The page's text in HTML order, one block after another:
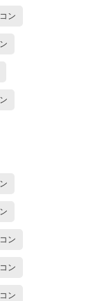
ン
ン
ン
ン